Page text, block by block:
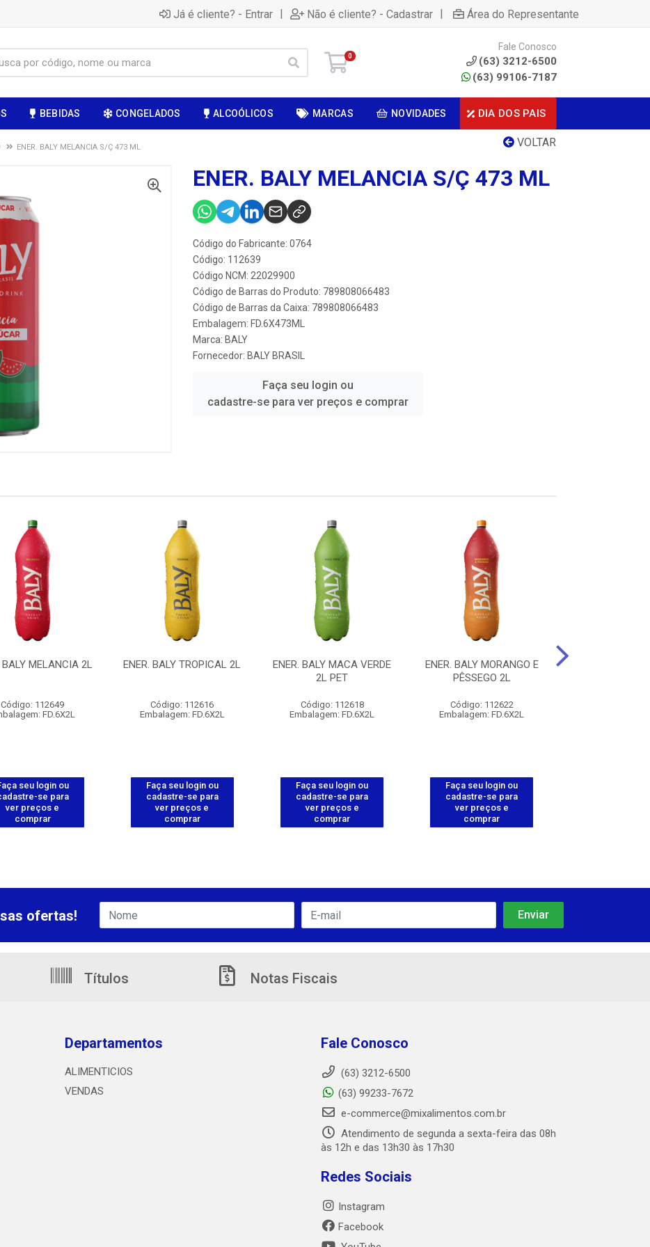
Já é cliente? - Entrar | Não é cliente? - Cadastrar | Área do Representante
0
Fale Conosco
(63) 3212-6500
(63) 99106-7187
BEBIDAS CONGELADOS ALCOÓLICOS MARCAS NOVIDADES DIA DOS PAIS
VOLTAR
ENER. BALY MELANCIA S/Ç 473 ML
ENER. BALY MELANCIA S/Ç 473 ML
Código do Fabricante: 0764
Código: 112639
Código NCM: 22029900
Código de Barras do Produto: 789808066483
Código de Barras da Caixa: 789808066483
Embalagem: FD.6X473ML
Marca: BALY
Fornecedor: BALY BRASIL
Faça seu login ou
cadastre-se para ver preços e comprar
BALY MELANCIA 2L
Código: 112649
FD.6X2L
seu login ou
se para
ver preços e
comprar
ENER. BALY TROPICAL 2L
Código: 112616
Embalagem: FD.6X2L
Faça seu login ou
cadastre-se para
ver preços e
comprar
ENER. BALY MACA VERDE
2L PET
Código: 112618
Embalagem: FD.6X2L
Faça seu login ou
cadastre-se para
ver preços e
comprar
ENER. BALY MORANGO E
PÊSSEGO 2L
Código: 112622
Embalagem: FD.6X2L
Faça seu login ou
cadastre-se para
ver preços e
comprar
ofertas!
Títulos Notas Fiscais
Departamentos
ALIMENTICIOS
VENDAS
Fale Conosco
(63) 3212-6500
(63) 99233-7672
e-commerce@mixalimentos.com.br
Atendimento de segunda a sexta-feira das 08h
às 12h e das 13h30 às 17h30
Redes Sociais
Instagram
Facebook